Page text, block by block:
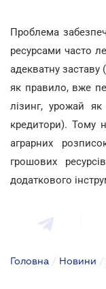
Проблема
ресурсами часто
адекватну заставу
як правило, вже
лізинг, урожай
кредитори). Тому
аграрних
грошових
додаткового
Головна / Новини /